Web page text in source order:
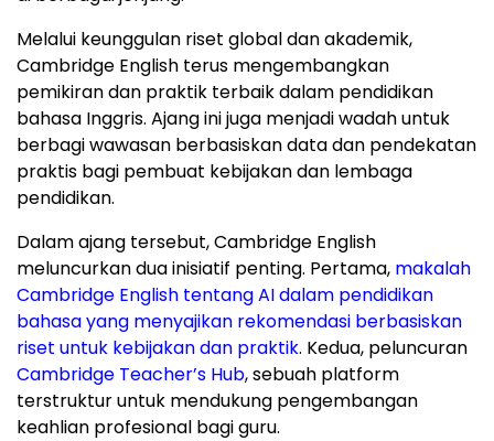
Melalui keunggulan riset global dan akademik,
Cambridge English terus mengembangkan
pemikiran dan praktik terbaik dalam pendidikan
bahasa Inggris. Ajang ini juga menjadi wadah untuk
berbagi wawasan berbasiskan data dan pendekatan
praktis bagi pembuat kebijakan dan lembaga
pendidikan.
Dalam ajang tersebut, Cambridge English
meluncurkan dua inisiatif penting. Pertama, makalah
Cambridge English tentang AI dalam pendidikan
bahasa yang menyajikan rekomendasi berbasiskan
riset untuk kebijakan dan praktik. Kedua, peluncuran
Cambridge Teacher’s Hub, sebuah platform
terstruktur untuk mendukung pengembangan
keahlian profesional bagi guru.